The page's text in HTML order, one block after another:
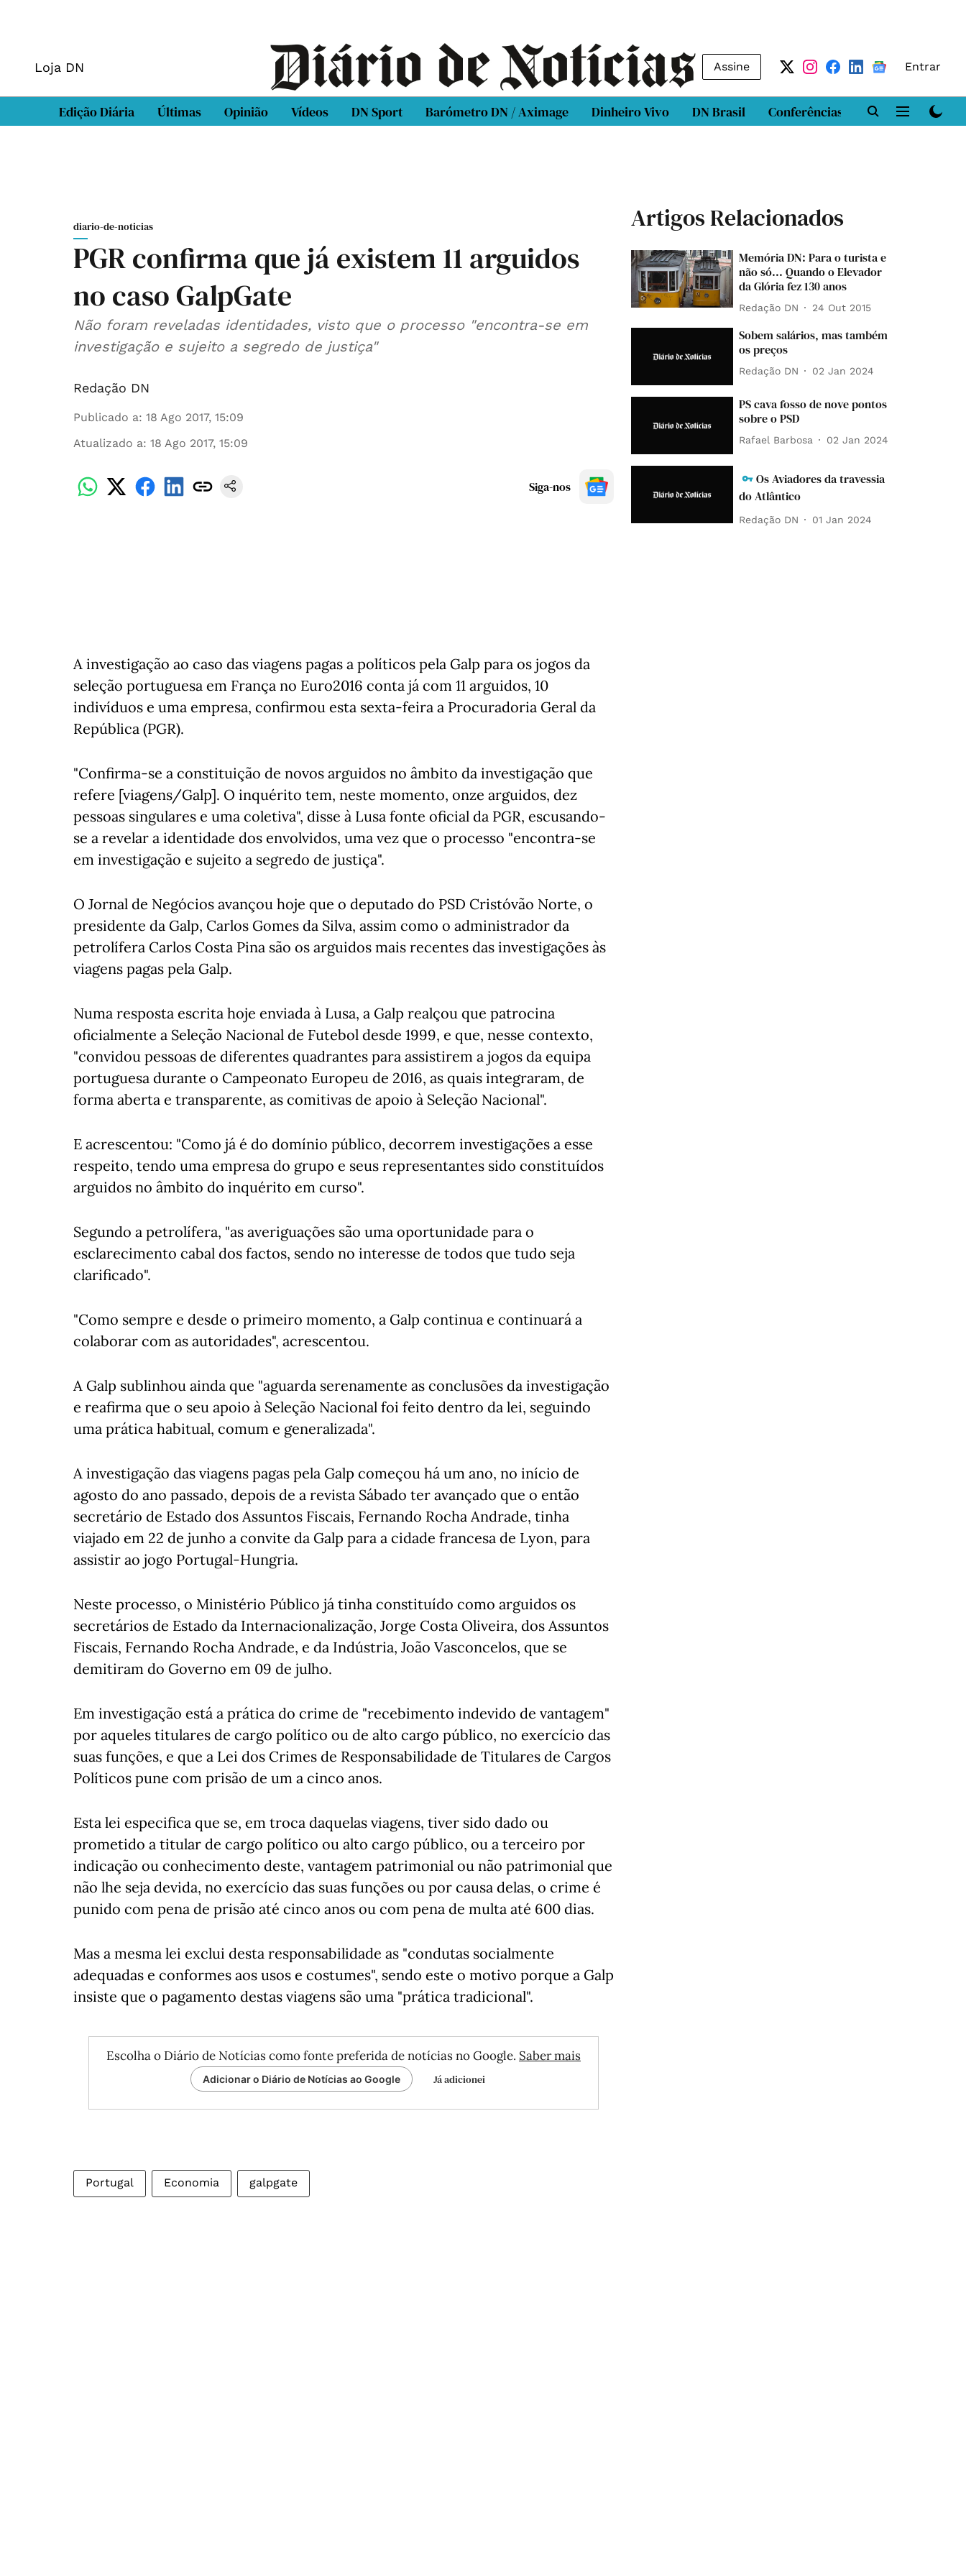
Loja DN Assine Entrar
Edição Diária Últimas Opinião Vídeos DN Sport Barómetro DN / Aximage Dinheiro Vivo DN Brasil Conferências DN LAB
diario-de-noticias
PGR confirma que já existem 11 arguidos
no caso GalpGate
Não foram reveladas identidades, visto que o processo "encontra-se em
investigação e sujeito a segredo de justiça"
Redação DN
Publicado a: 18 Ago 2017, 15:09
Atualizado a: 18 Ago 2017, 15:09
Siga-nos
A investigação ao caso das viagens pagas a políticos pela Galp para os jogos da
seleção portuguesa em França no Euro2016 conta já com 11 arguidos, 10
indivíduos e uma empresa, confirmou esta sexta-feira a Procuradoria Geral da
República (PGR).
"Confirma-se a constituição de novos arguidos no âmbito da investigação que
refere [viagens/Galp]. O inquérito tem, neste momento, onze arguidos, dez
pessoas singulares e uma coletiva", disse à Lusa fonte oficial da PGR, escusando-
se a revelar a identidade dos envolvidos, uma vez que o processo "encontra-se
em investigação e sujeito a segredo de justiça".
O Jornal de Negócios avançou hoje que o deputado do PSD Cristóvão Norte, o
presidente da Galp, Carlos Gomes da Silva, assim como o administrador da
petrolífera Carlos Costa Pina são os arguidos mais recentes das investigações às
viagens pagas pela Galp.
Numa resposta escrita hoje enviada à Lusa, a Galp realçou que patrocina
oficialmente a Seleção Nacional de Futebol desde 1999, e que, nesse contexto,
"convidou pessoas de diferentes quadrantes para assistirem a jogos da equipa
portuguesa durante o Campeonato Europeu de 2016, as quais integraram, de
forma aberta e transparente, as comitivas de apoio à Seleção Nacional".
E acrescentou: "Como já é do domínio público, decorrem investigações a esse
respeito, tendo uma empresa do grupo e seus representantes sido constituídos
arguidos no âmbito do inquérito em curso".
Segundo a petrolífera, "as averiguações são uma oportunidade para o
esclarecimento cabal dos factos, sendo no interesse de todos que tudo seja
clarificado".
"Como sempre e desde o primeiro momento, a Galp continua e continuará a
colaborar com as autoridades", acrescentou.
A Galp sublinhou ainda que "aguarda serenamente as conclusões da investigação
e reafirma que o seu apoio à Seleção Nacional foi feito dentro da lei, seguindo
uma prática habitual, comum e generalizada".
A investigação das viagens pagas pela Galp começou há um ano, no início de
agosto do ano passado, depois de a revista Sábado ter avançado que o então
secretário de Estado dos Assuntos Fiscais, Fernando Rocha Andrade, tinha
viajado em 22 de junho a convite da Galp para a cidade francesa de Lyon, para
assistir ao jogo Portugal-Hungria.
Neste processo, o Ministério Público já tinha constituído como arguidos os
secretários de Estado da Internacionalização, Jorge Costa Oliveira, dos Assuntos
Fiscais, Fernando Rocha Andrade, e da Indústria, João Vasconcelos, que se
demitiram do Governo em 09 de julho.
Em investigação está a prática do crime de "recebimento indevido de vantagem"
por aqueles titulares de cargo político ou de alto cargo público, no exercício das
suas funções, e que a Lei dos Crimes de Responsabilidade de Titulares de Cargos
Políticos pune com prisão de um a cinco anos.
Esta lei especifica que se, em troca daquelas viagens, tiver sido dado ou
prometido a titular de cargo político ou alto cargo público, ou a terceiro por
indicação ou conhecimento deste, vantagem patrimonial ou não patrimonial que
não lhe seja devida, no exercício das suas funções ou por causa delas, o crime é
punido com pena de prisão até cinco anos ou com pena de multa até 600 dias.
Mas a mesma lei exclui desta responsabilidade as "condutas socialmente
adequadas e conformes aos usos e costumes", sendo este o motivo porque a Galp
insiste que o pagamento destas viagens são uma "prática tradicional".
Escolha o Diário de Notícias como fonte preferida de notícias no Google. Saber mais
Adicionar o Diário de Notícias ao Google Já adicionei
Portugal Economia galpgate
Artigos Relacionados
Memória DN: Para o turista e
não só... Quando o Elevador
da Glória fez 130 anos
Redação DN 24 Out 2015
Sobem salários, mas também
os preços
Redação DN 02 Jan 2024
PS cava fosso de nove pontos
sobre o PSD
Rafael Barbosa 02 Jan 2024
Os Aviadores da travessia
do Atlântico
Redação DN 01 Jan 2024